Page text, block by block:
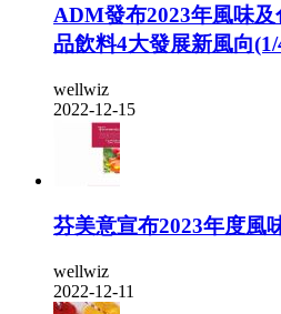
ADM發布2023年風味
品飲料4大發展新風向
wellwiz
2022-12-15
芬美意宣布2023年度風
wellwiz
2022-12-11